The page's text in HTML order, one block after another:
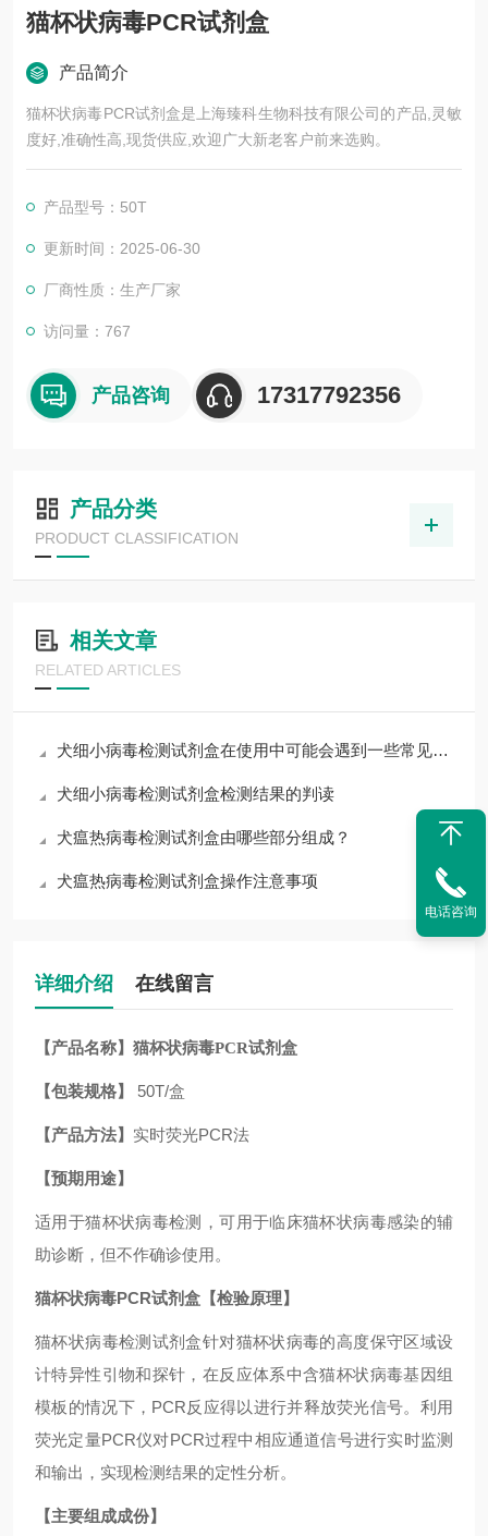
猫杯状病毒PCR试剂盒
产品简介
猫杯状病毒PCR试剂盒是上海臻科生物科技有限公司的产品,灵敏
度好,准确性高,现货供应,欢迎广大新老客户前来选购。
产品型号：50T
更新时间：2025-06-30
厂商性质：生产厂家
访问量：767
产品咨询 17317792356
产品分类
PRODUCT CLASSIFICATION
相关文章
RELATED ARTICLES
犬细小病毒检测试剂盒在使用中可能会遇到一些常见问题
犬细小病毒检测试剂盒检测结果的判读
犬瘟热病毒检测试剂盒由哪些部分组成？
犬瘟热病毒检测试剂盒操作注意事项
详细介绍 在线留言
【产品名称】 猫杯状病毒PCR试剂盒
【包装规格】 50T/盒
【产品方法】 实时荧光PCR法
【预期用途】
适用于猫杯状病毒检测，可用于临床猫杯状病毒感染的辅
助诊断，但不作确诊使用。
猫杯状病毒PCR试剂盒 【检验原理】
猫杯状病毒检测试剂盒针对猫杯状病毒的高度保守区域设
计特异性引物和探针，在反应体系中含猫杯状病毒基因组
模板的情况下，PCR反应得以进行并释放荧光信号。利用
荧光定量PCR仪对PCR过程中相应通道信号进行实时监测
和输出，实现检测结果的定性分析。
【主要组成成份】
电话咨询